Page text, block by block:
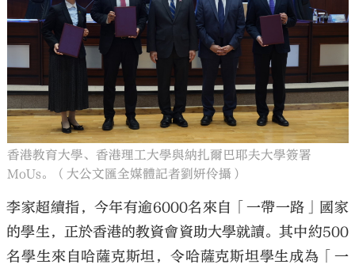
香港教育大學、香港理工大學與納扎爾巴耶夫大學簽署
MoUs。（大公文匯全媒體記者劉妍伶攝）
李家超續指，今年有逾6000名來自「一帶一路」國家
的學生，正於香港的教資會資助大學就讀。其中約500
名學生來自哈薩克斯坦，令哈薩克斯坦學生成為「一